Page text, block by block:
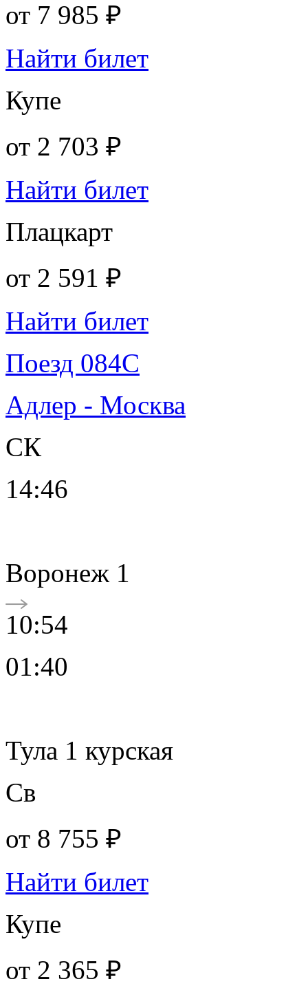
от 7 985 ₽
Найти билет
Купе
от 2 703 ₽
Найти билет
Плацкарт
от 2 591 ₽
Найти билет
Поезд 084С
Адлер - Москва
СК
14:46
Воронеж 1
10:54
01:40
Тула 1 курская
Св
от 8 755 ₽
Найти билет
Купе
от 2 365 ₽